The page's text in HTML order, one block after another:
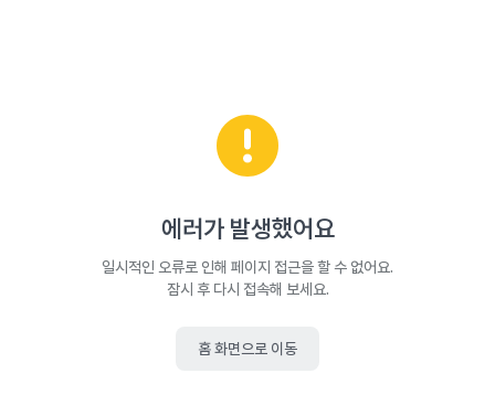
에러가 발생했어요
일시적인 오류로 인해 페이지 접근을 할 수 없어요.
잠시 후 다시 접속해 보세요.
홈 화면으로 이동